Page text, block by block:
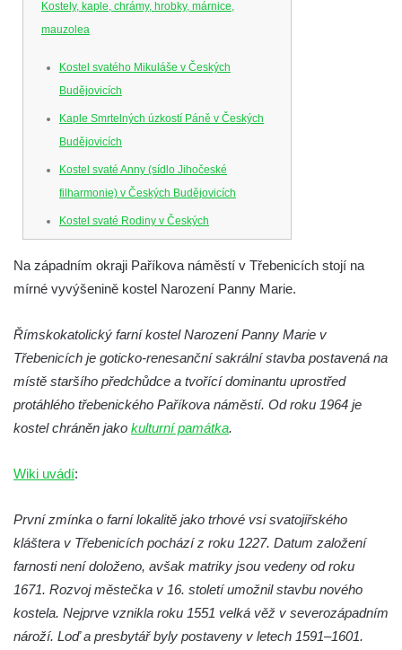
Kostely, kaple, chrámy, hrobky, márnice,
mauzolea
Kostel svatého Mikuláše v Českých
Budějovicích
Kaple Smrtelných úzkostí Páně v Českých
Budějovicích
Kostel svaté Anny (sídlo Jihočeské
filharmonie) v Českých Budějovicích
Kostel svaté Rodiny v Českých
Budějovicích
Kostel Obětování Panny Marie u kláštera
dominikánů v Českých Budějovicích
Kaple na křižovatce ulic Budějovická a
Dělnická v Kamenném Újezdě
Bývalý kostel svatých Filipa a Jakuba na
náměstí J. V. Kamarýta ve Velešíně
Márnice na hřbitově ve Velešíně
Poutní areál Římov
Kostel svatého Ducha v poutním areálu
Římov
Křížová cesta Římov – XXV. kaple – Boží
hrob
Na západním okraji Paříkova náměstí v Třebenicích stojí na
mírné vyvýšenině kostel Narození Panny Marie.
Římskokatolický farní kostel Narození Panny Marie v
Třebenicích je goticko-renesanční sakrální stavba postavená na
místě staršího předchůdce a tvořící dominantu uprostřed
protáhlého třebenického Paříkova náměstí. Od roku 1964 je
kostel chráněn jako kulturní památka.
Wiki uvádí:
První zmínka o farní lokalitě jako trhové vsi svatojiřského
kláštera v Třebenicích pochází z roku 1227. Datum založení
farnosti není doloženo, avšak matriky jsou vedeny od roku
1671. Rozvoj městečka v 16. století umožnil stavbu nového
kostela. Nejprve vznikla roku 1551 velká věž v severozápadním
nároží. Loď a presbytář byly postaveny v letech 1591–1601.